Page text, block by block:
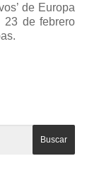
de Europa
23 de febrero